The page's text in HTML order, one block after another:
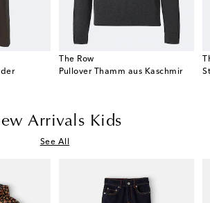
The Row
Pullover Thamm aus Kaschmir
Arrivals Kids
See All